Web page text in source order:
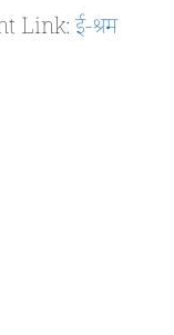
Link:ई-श्रम